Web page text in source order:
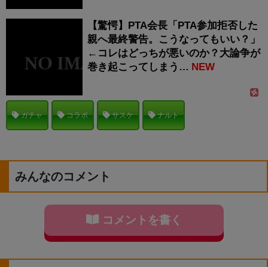
【驚愕】PTA会長「PTA参加拒否した
親へ最終警告。こうなってもいい？」
←コレはどっちが悪いのか？大論争が
巻き起こってしまう… NEW
ガチャ コラボ サスケ ナルト
みんなのコメント
コメントを書く